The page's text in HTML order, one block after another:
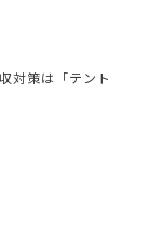
対策は「テント